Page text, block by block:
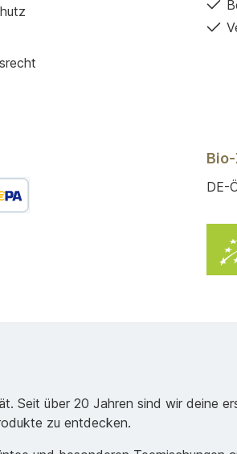
DE-
Seit über 20 Jahren sind wir deine
zu entdecken.